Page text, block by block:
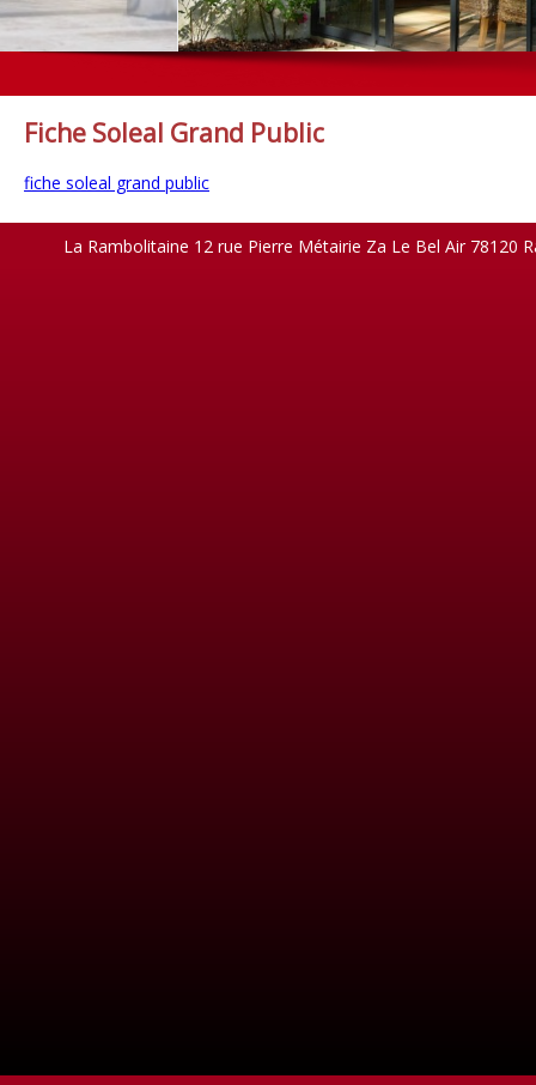
Fiche Soleal Grand Public
fiche soleal grand public
La Rambolitaine 12 rue Pierre Métairie Za Le Bel Air